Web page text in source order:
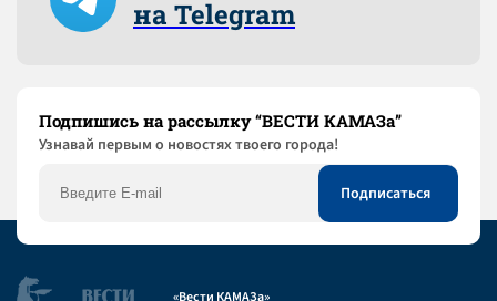
на Telegram
Подпишись на рассылку “ВЕСТИ КАМАЗа”
Узнaвай первым о новостях твоего города!